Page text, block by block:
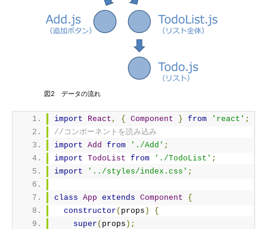
図2 データの流れ
import React , { Component } from 'react' ;
//コンポーネントを読み込み
import Add from './Add' ;
import TodoList from './TodoList' ;
import
'../styles/index.css' ;
class App extends Component
{
constructor ( props )
{
super ( props );